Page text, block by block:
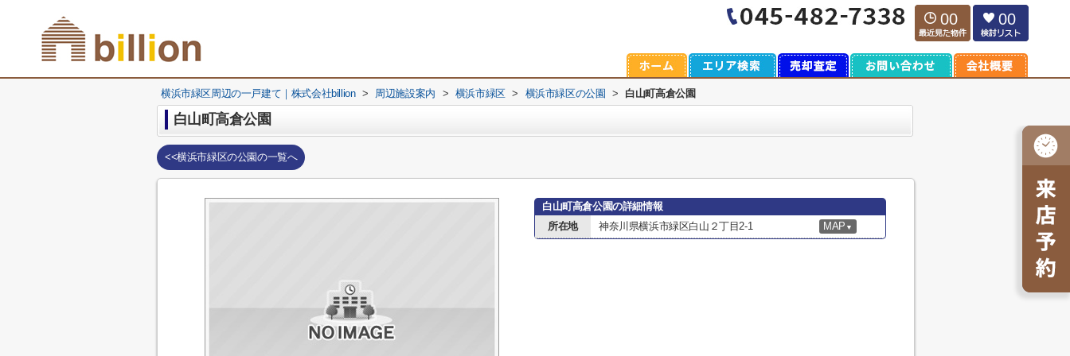
00 00
横浜市緑区周辺の一戸建て｜株式会社billion > 周辺施設案内 > 横浜市緑区 > 横浜市緑区の公園 > 白山町高倉公園
白山町高倉公園
<<横浜市緑区の公園の一覧へ
白山町高倉公園の詳細情報
所在地
神奈川県横浜市緑区白山２丁目2-1 MAP ▼